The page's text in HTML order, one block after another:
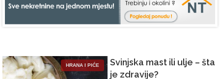
HRANA I PIĆE
Svinjska mast ili ulje – šta
je zdravije?